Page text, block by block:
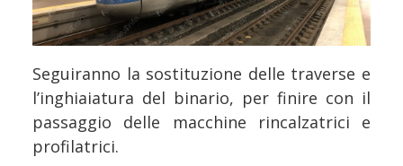
Seguiranno la sostituzione delle traverse e
l’inghiaiatura del binario, per finire con il
passaggio delle macchine rincalzatrici e
profilatrici.